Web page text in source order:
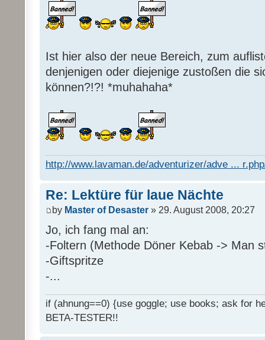
Ist hier also der neue Bereich, zum
denjenigen oder diejenige zustoßen die
können?!?! *muhahaha*
http://www.lavaman.de/adventurizer/adve ...
Re: Lektüre für laue Nächte
by Master of Desaster » 29. August 2008, 20:27
Jo, ich fang mal an:
-Foltern (Methode Döner Kebab -> Man
-Giftspritze
-...
if (ahnung==0) {use goggle; use books; ask for
BETA-TESTER!!